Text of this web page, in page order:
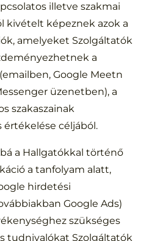
illetve szakmai
kivételt képeznek azok a
amelyeket Szolgáltatók
a
Google Meetn
üzenetben), a
szakaszainak
értékelése céljából.
a Hallgatókkal történő
a tanfolyam alatt,
hirdetési
Google Ads)
szükséges
tudnivalókat Szolgáltatók